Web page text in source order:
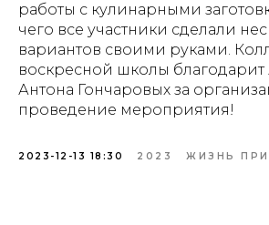
работы с кулинарными
чего все участники сделали
вариантов своими руками.
воскресной школы благодарит
Антона Гончаровых за
проведение мероприятия!
2023-12-13 18:30 2023 ЖИЗНЬ